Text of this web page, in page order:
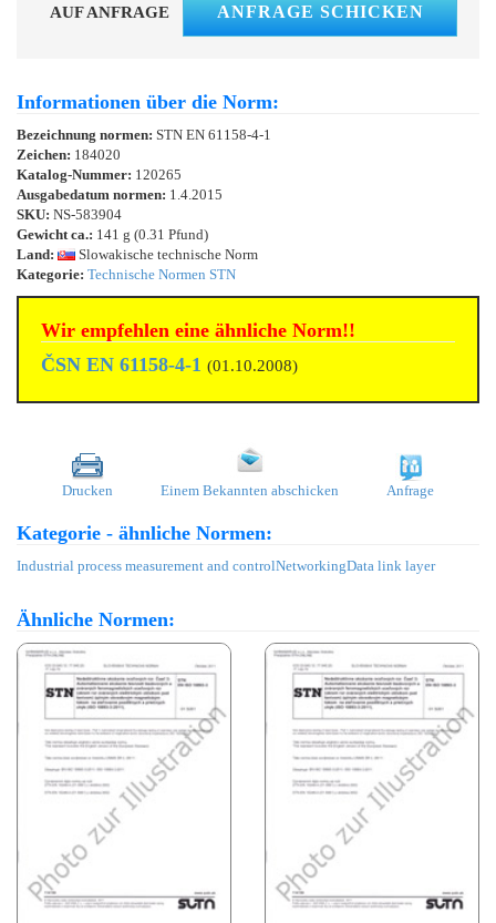
AUF ANFRAGE ANFRAGE SCHICKEN
Informationen über die Norm:
Bezeichnung normen: STN EN 61158-4-1
Zeichen: 184020
Katalog-Nummer: 120265
Ausgabedatum normen: 1.4.2015
SKU: NS-583904
Gewicht ca.: 141 g (0.31 Pfund)
Land:
Slowakische technische Norm
Kategorie: Technische Normen STN
Wir empfehlen eine ähnliche Norm!!
ČSN EN 61158-4-1 (01.10.2008)
Drucken Einem Bekannten abschicken Anfrage
Kategorie - ähnliche Normen:
Industrial process measurement and controlNetworkingData link layer
Ähnliche Normen: